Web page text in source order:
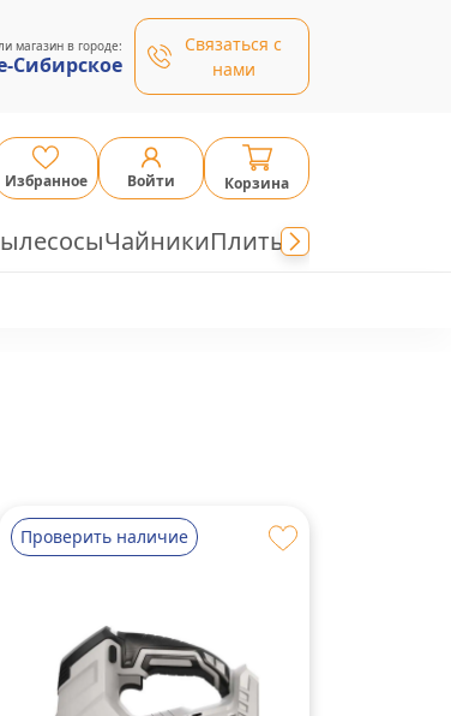
магазин в городе:
Сибирское
Связаться с
нами
Избранное Войти Корзина
ЧайникиПлиты
Проверить наличие